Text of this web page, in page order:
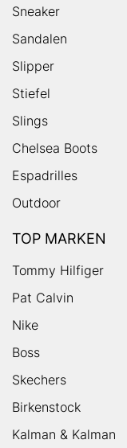
Sneaker
Sandalen
Slipper
Stiefel
Slings
Chelsea Boots
Espadrilles
Outdoor
TOP MARKEN
Tommy Hilfiger
Pat Calvin
Nike
Boss
Skechers
Birkenstock
Kalman & Kalman